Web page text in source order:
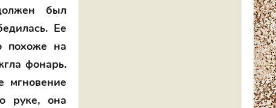
был
Ее
похоже на
фонарь.
мгновение
руке, она